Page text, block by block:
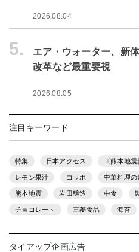
2026.08.04
5.
エア・ウォーター、新
改革など最重要視
2026.08.05
注目キーワード
特集 日本アクセス 〔熊本地震
レモン果汁 コラボ 中華料理の
熊本地震 岩田醸造 中食
チョコレート 三菱食品 海苔
タイアップ企画広告